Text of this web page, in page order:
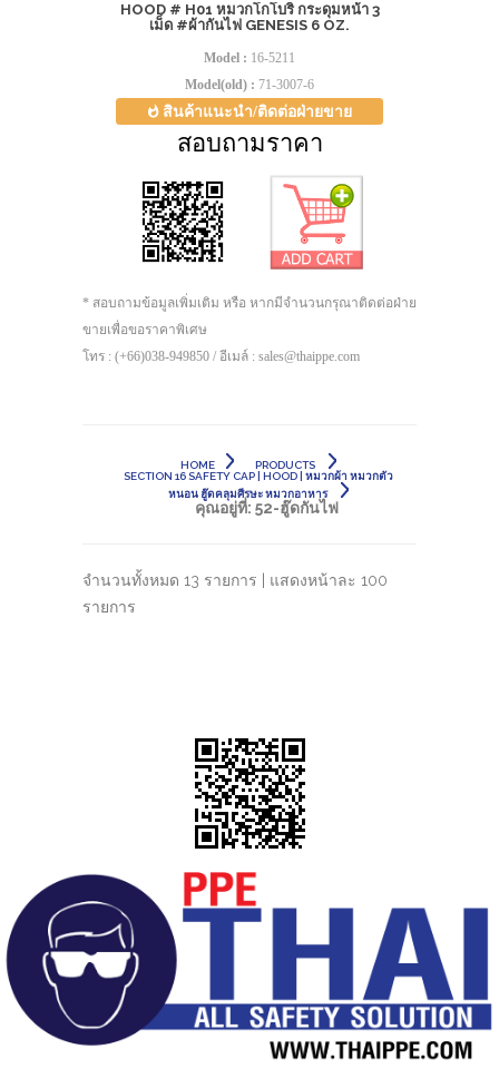
HOOD # H01 หมวกโกโบริ กระดุมหน้า 3
เม็ด #ผ้ากันไฟ GENESIS 6 OZ.
Model : 16-5211
Model(old) : 71-3007-6
สินค้าแนะนำ/ติดต่อฝ่ายขาย
สอบถามราคา
* สอบถามข้อมูลเพิ่มเติม หรือ หากมีจำนวนกรุณาติดต่อฝ่าย
ขายเพื่อขอราคาพิเศษ
โทร : (+66)038-949850 / อีเมล์ : sales@thaippe.com
HOME
PRODUCTS
SECTION 16 SAFETY CAP | HOOD | หมวกผ้า หมวกตัว
หนอน ฮู๊ดคลุมศีรษะ หมวกอาหาร
คุณอยู่ที่: 52-ฮู๊ดกันไฟ
จำนวนทั้งหมด 13 รายการ | แสดงหน้าละ 100
รายการ